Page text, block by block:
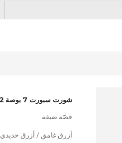
شورت سبورت 7 بوصة 2 في 1
قصّة ضيقة
أزرق غامق / أزرق حديدي